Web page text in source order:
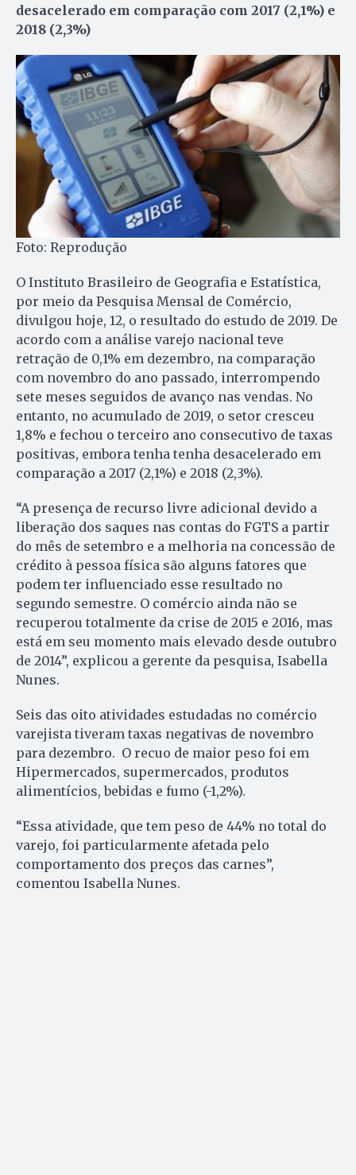
desacelerado em comparação com 2017 (2,1%) e
2018 (2,3%)
Foto: Reprodução
O Instituto Brasileiro de Geografia e Estatística,
por meio da Pesquisa Mensal de Comércio,
divulgou hoje, 12, o resultado do estudo de 2019. De
acordo com a análise varejo nacional teve
retração de 0,1% em dezembro, na comparação
com novembro do ano passado, interrompendo
sete meses seguidos de avanço nas vendas. No
entanto, no acumulado de 2019, o setor cresceu
1,8% e fechou o terceiro ano consecutivo de taxas
positivas, embora tenha tenha desacelerado em
comparação a 2017 (2,1%) e 2018 (2,3%).
“A presença de recurso livre adicional devido a
liberação dos saques nas contas do FGTS a partir
do mês de setembro e a melhoria na concessão de
crédito à pessoa física são alguns fatores que
podem ter influenciado esse resultado no
segundo semestre. O comércio ainda não se
recuperou totalmente da crise de 2015 e 2016, mas
está em seu momento mais elevado desde outubro
de 2014”, explicou a gerente da pesquisa, Isabella
Nunes.
Seis das oito atividades estudadas no comércio
varejista tiveram taxas negativas de novembro
para dezembro. O recuo de maior peso foi em
Hipermercados, supermercados, produtos
alimentícios, bebidas e fumo (-1,2%).
“Essa atividade, que tem peso de 44% no total do
varejo, foi particularmente afetada pelo
comportamento dos preços das carnes”,
comentou Isabella Nunes.